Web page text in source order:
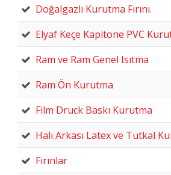
Doğalgazlı Kurutma Fırını.
Elyaf Keçe Kapitone PVC
Ram ve Ram Genel Isıtma
Ram Ön Kurutma
Film Druck Baskı Kurutma
Halı Arkası Latex ve Tutkal
Fırınlar